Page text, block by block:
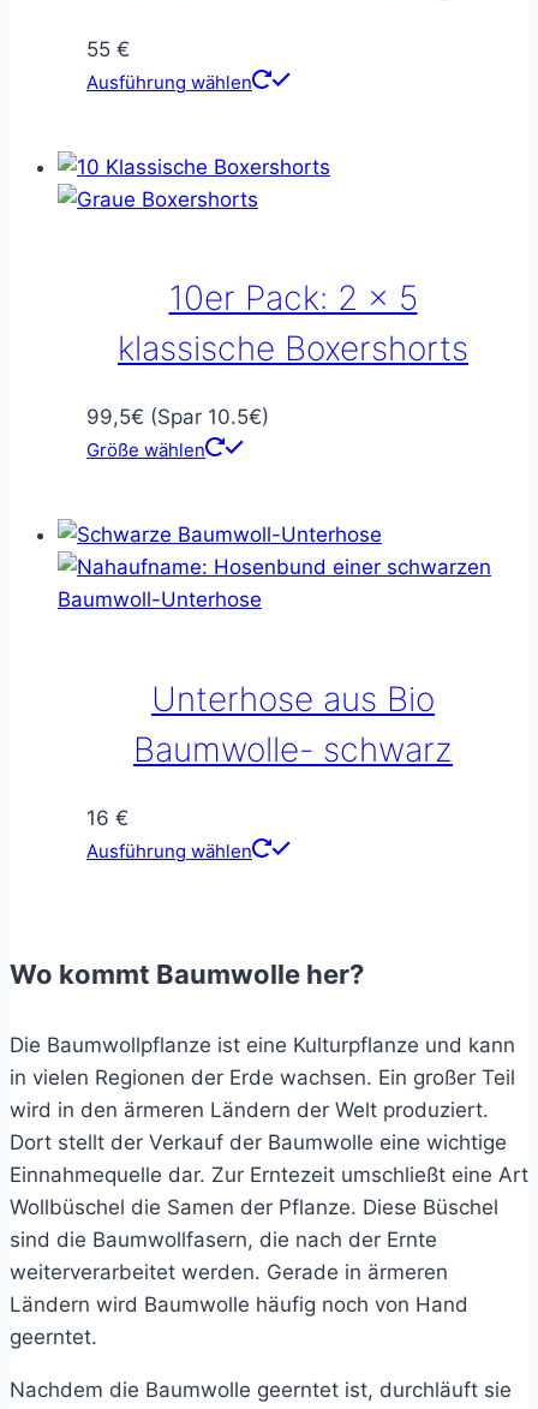
55 €
Ausführung wählen
Dieses
mehrere
Optionen
können
auf
10er Pack: 2 x 5
klassische Boxershorts
99,5€ (Spar 10.5€)
Größe wählen
Unterhose aus Bio
Baumwolle- schwarz
16 €
Ausführung wählen
Dieses
Varianten
Die
Optionen
können
auf
der
Produktseite
gewählt
werden
Wo kommt Baumwolle her?
Die Baumwollpflanze ist eine Kulturpflanze und kann
in vielen Regionen der Erde wachsen. Ein großer Teil
wird in den ärmeren Ländern der Welt produziert.
Dort stellt der Verkauf der Baumwolle eine wichtige
Einnahmequelle dar. Zur Erntezeit umschließt eine Art
Wollbüschel die Samen der Pflanze. Diese Büschel
sind die Baumwollfasern, die nach der Ernte
weiterverarbeitet werden. Gerade in ärmeren
Ländern wird Baumwolle häufig noch von Hand
geerntet.
Nachdem die Baumwolle geerntet ist, durchläuft sie